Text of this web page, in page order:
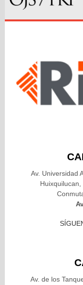
Av. Universidad
Av. de los